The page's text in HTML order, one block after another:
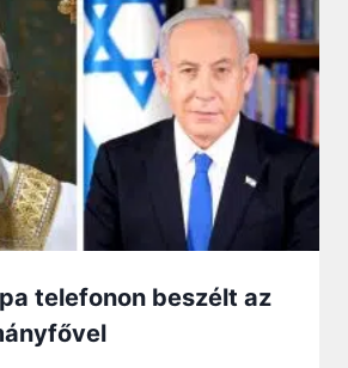
telefonon beszélt az